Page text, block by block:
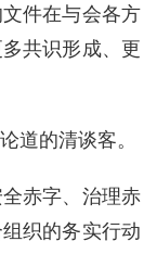
件在与会各方
共识形成、更
道的清谈客。
赤字、治理赤
织的务实行动